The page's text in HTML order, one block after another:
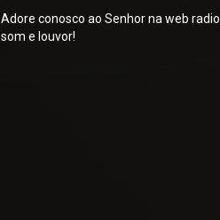
Adore conosco ao Senhor na web radio
som e louvor!